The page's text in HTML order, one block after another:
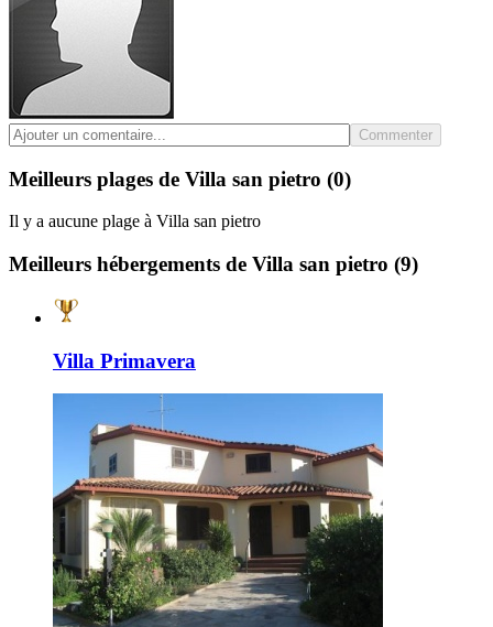
Commenter
Meilleurs plages de Villa san pietro (0)
Il y a aucune plage à Villa san pietro
Meilleurs hébergements de Villa san pietro (9)
Villa Primavera